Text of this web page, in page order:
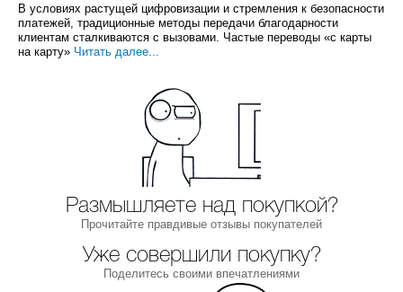
В условиях растущей цифровизации и стремления к безопасности
платежей, традиционные методы передачи благодарности
клиентам сталкиваются с вызовами. Частые переводы «с карты
на карту» Читать далее...
Размышляете над покупкой?
Прочитайте правдивые отзывы покупателей
Уже совершили покупку?
Поделитесь своими впечатлениями